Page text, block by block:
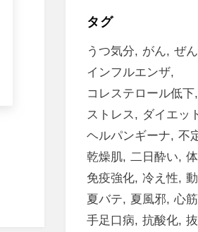
タグ
うつ気分 がん ぜ
インフルエンザ
コレステロール低下
ストレス
ダイエッ
ヘルパンギーナ
不
乾燥肌 二日酔い
免疫強化 冷え性
夏バテ
夏風邪
心
手足口病
抗酸化